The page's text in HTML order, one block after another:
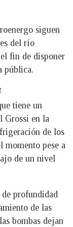
siguen
del río
fin de disponer
pública.
tiene un
Grossi en la
de los
momento pese a
de un nivel
profundidad
de las
bombas dejan